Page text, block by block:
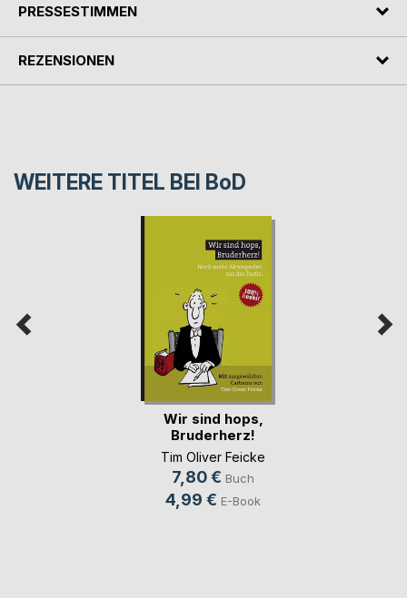
PRESSESTIMMEN
REZENSIONEN
WEITERE TITEL BEI BoD
Wir sind hops,
Bruderherz!
Tim Oliver Feicke
7,80 € Buch
4,99 € E-Book